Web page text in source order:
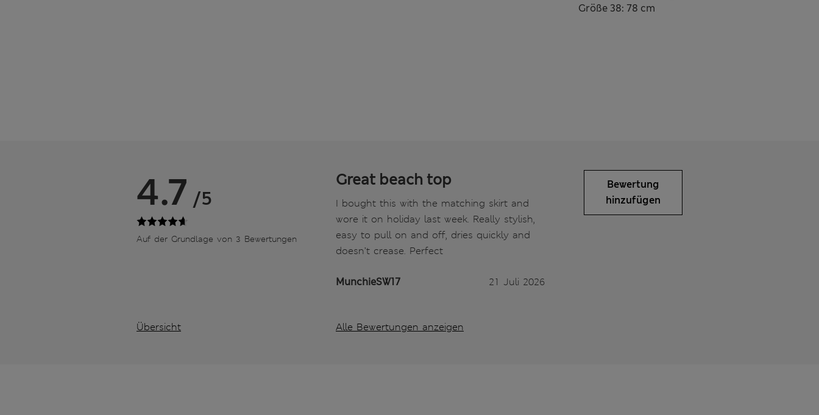
Größe 38: 78 cm
4.7 /5
Auf der Grundlage von 3 Bewertungen
Übersicht
Great beach top
I bought this with the matching skirt and
wore it on holiday last week. Really stylish,
easy to pull on and off, dries quickly and
doesn’t crease. Perfect
MunchieSW17 21 Juli 2026
Alle Bewertungen anzeigen
Bewertung
hinzufügen